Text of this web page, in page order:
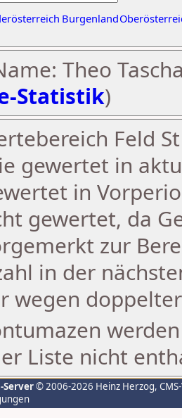
Burgenland
Theo
Statistik)
Feld
gewertet in
in
gewertet, da
zur
in der
wegen
Liste nicht
Server© 2006-2026 Heinz Herzog,